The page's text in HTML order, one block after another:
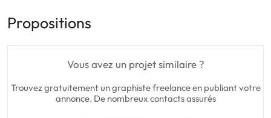
Propositions
Vous avez un projet similaire ?
Trouvez gratuitement un graphiste freelance en publiant votre
annonce. De nombreux contacts assurés